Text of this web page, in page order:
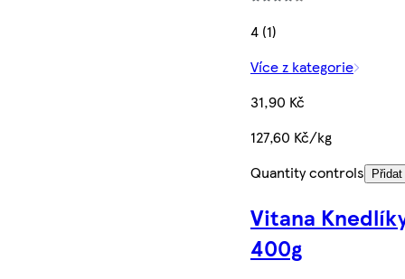
4 (1)
Více z kategorie
31,90 Kč
127,60 Kč/kg
Quantity controls
Přidat
Vitana
400g